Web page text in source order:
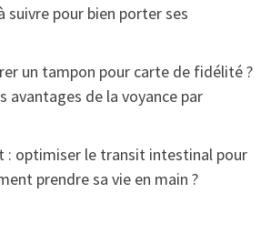
suivre pour bien porter ses
un tampon pour carte de fidélité ?
avantages de la voyance par
: optimiser le transit intestinal pour
prendre sa vie en main ?